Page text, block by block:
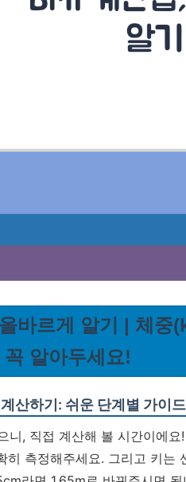
바르게 알기 | 체중
알아두세요!
산하기: 쉬운 단계별 가이드
니, 직접 계산해 볼 시간이에
히 측정해주세요. 그리고 키